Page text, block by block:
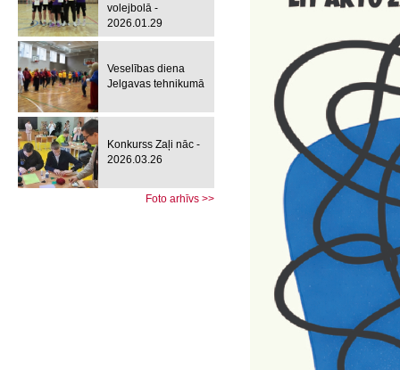
volejbolā -
2026.01.29
Veselības diena
Jelgavas tehnikumā
Konkurss Zaļi nāc -
2026.03.26
Foto arhīvs >>